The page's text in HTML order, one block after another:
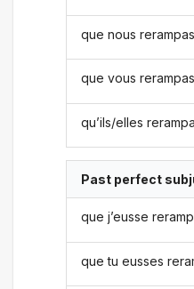
que nous
que vous
qu’ils/elles
Past perfect
que j’eusse
que tu eusses